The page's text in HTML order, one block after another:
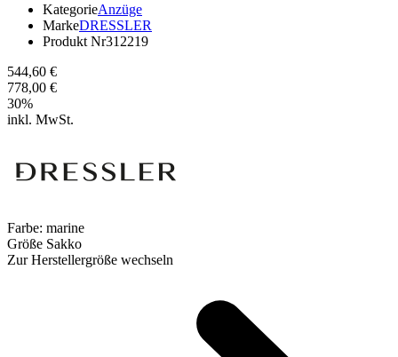
KategorieAnzüge
MarkeDRESSLER
Produkt Nr312219
544,60 €
778,00 €
30%
inkl. MwSt.
Farbe: marine
Größe Sakko
Zur Herstellergröße wechseln